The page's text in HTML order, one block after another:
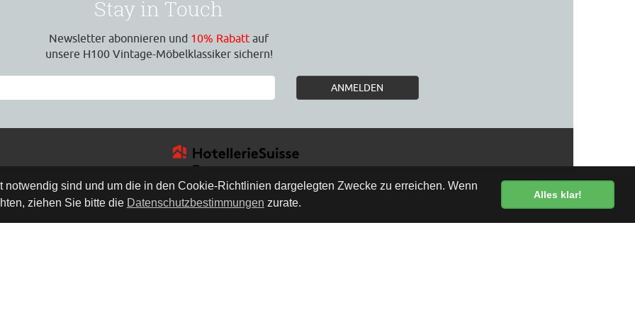
sind und um die in den Cookie-Richtlinien dargelegten Zwecke zu erreichen. Wenn
ziehen Sie bitte die Datenschutzbestimmungen zurate.
Alles klar!
Stay in Touch
Newsletter abonnieren und 10% Rabatt auf
unsere H100 Vintage-Möbelklassiker sichern!
ANMELDEN